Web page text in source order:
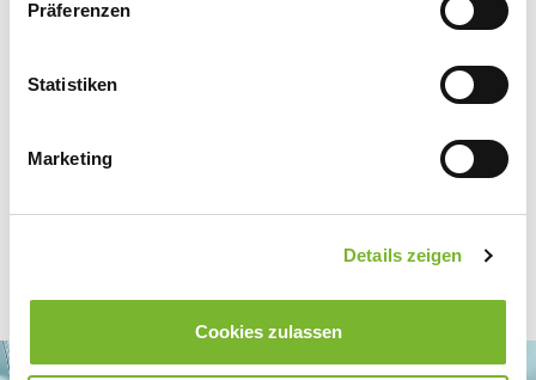
Präferenzen
Statistiken
Marketing
Details zeigen
Cookies zulassen